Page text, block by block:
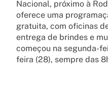
Nacional, próximo à
oferece uma
gratuita, com oficinas
entrega de brindes e
começou na segunda-
feira (28), sempre das